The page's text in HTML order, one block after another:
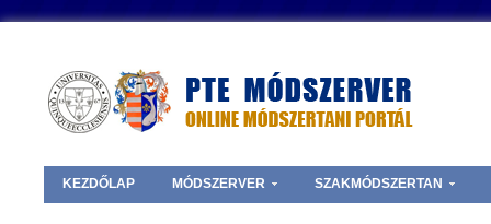
KEZDŐLAP MÓDSZERVER SZAKMÓDSZERTAN